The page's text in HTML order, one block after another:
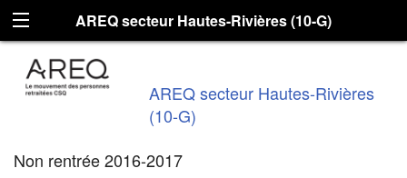
AREQ secteur Hautes-Rivières (10-G)
AREQ secteur Hautes-Rivières
(10-G)
Non rentrée 2016-2017